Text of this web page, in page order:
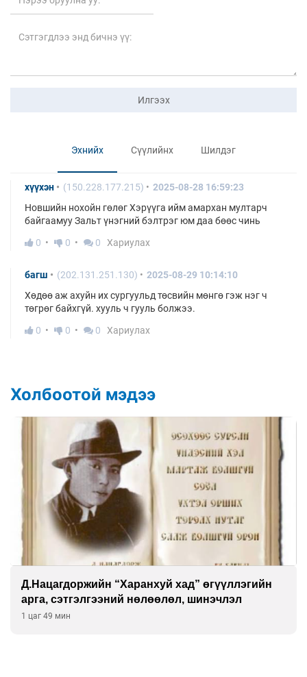
Илгээх
Эхнийх Сүүлийнх Шилдэг
хүүхэн (150.228.177.215)
2025-08-28 16:59:23
Новшийн нохойн гөлөг Хэрүүга ийм амархан мултарч
байгаамуу Зальт үнэгний бэлтрэг юм даа бөөс чинь
0
0 0 Хариулах
багш (202.131.251.130)
2025-08-29 10:14:10
Хөдөө аж ахуйн их сургуульд төсвийн мөнгө гэж нэг ч
төгрөг байхгүй. хууль ч гууль болжээ.
0
0 0 Хариулах
Холбоотой мэдээ
Д.Нацагдоржийн “Харанхуй хад” өгүүллэгийн
арга, сэтгэлгээний нөлөөлөл, шинэчлэл
1 цаг 49 мин